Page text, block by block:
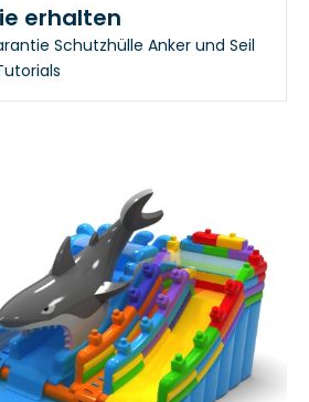
erhalten
Schutzhülle Anker und Seil